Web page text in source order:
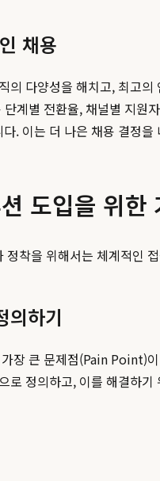
채용
의 다양성을 해치고, 최고
계별 전환율, 채널별 지
. 이는 더 나은 채용 결정
도입을 위한
정착을 위해서는 체계적인
의하기
장 큰 문제점(Pain Point)
로 정의하고, 이를 해결하